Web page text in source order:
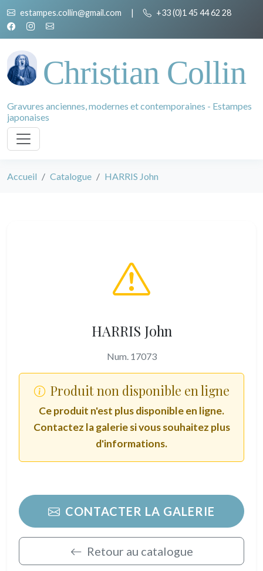
estampes.collin@gmail.com | +33 (0)1 45 44 62 28
Christian Collin
Gravures anciennes, modernes et contemporaines - Estampes
japonaises
Accueil Catalogue HARRIS John
HARRIS John
Num. 17073
Produit non disponible en ligne
Ce produit n'est plus disponible en ligne.
Contactez la galerie si vous souhaitez plus
d'informations.
CONTACTER LA GALERIE
Retour au catalogue